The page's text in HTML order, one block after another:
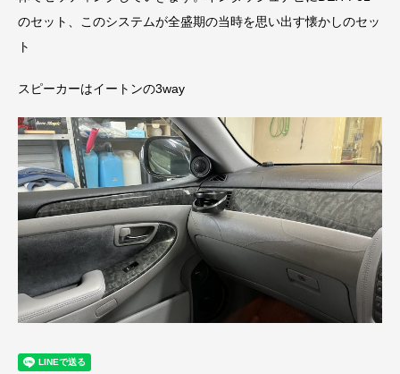
のセット、このシステムが全盛期の当時を思い出す懐かしのセッ
ト
スピーカーはイートンの3way